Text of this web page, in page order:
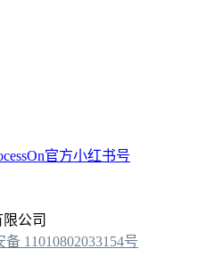
公司
11010802033154号